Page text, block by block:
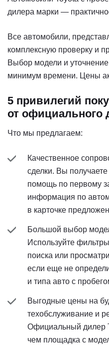
дилера марки —
Все автомобили,
комплексную проверку и
Выбор модели и
минимум времени. Цены
5 привилегий
от официального
Что мы предлагаем:
Качественное
сделки. Вы
помощь по первому
информация по
в карточке
Большой выбор
Используйте
поиска или
если еще не
и типа авто с
Выгодные цены на
техобслуживание и
Официальный дилер
чем площадка с